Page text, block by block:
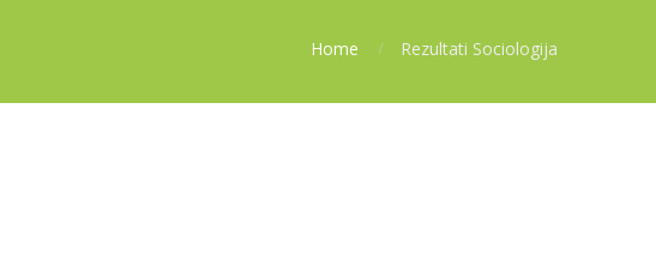
Home Rezultati Sociologija